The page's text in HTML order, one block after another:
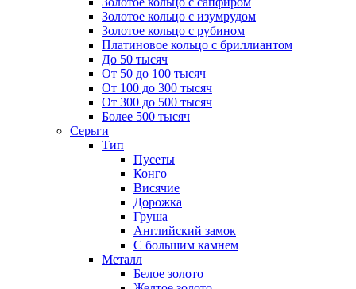
Золотое кольцо с изумрудом
Золотое кольцо с рубином
Платиновое кольцо с бриллиантом
До 50 тысяч
От 50 до 100 тысяч
От 100 до 300 тысяч
От 300 до 500 тысяч
Более 500 тысяч
Серьги
Тип
Пусеты
Конго
Висячие
Дорожка
Груша
Английский замок
С большим камнем
Металл
Белое золото